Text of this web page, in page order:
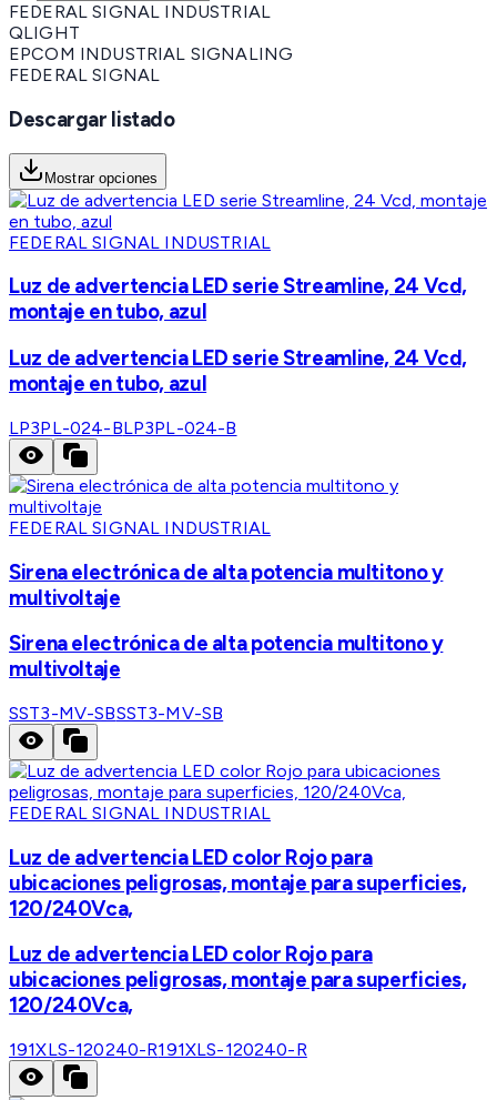
FEDERAL SIGNAL INDUSTRIAL
QLIGHT
EPCOM INDUSTRIAL SIGNALING
FEDERAL SIGNAL
Descargar listado
Mostrar opciones
FEDERAL SIGNAL INDUSTRIAL
Luz de advertencia LED serie Streamline, 24 Vcd,
montaje en tubo, azul
Luz de advertencia LED serie Streamline, 24 Vcd,
montaje en tubo, azul
LP3PL-024-BLP3PL-024-B
FEDERAL SIGNAL INDUSTRIAL
Sirena electrónica de alta potencia multitono y
multivoltaje
Sirena electrónica de alta potencia multitono y
multivoltaje
SST3-MV-SBSST3-MV-SB
FEDERAL SIGNAL INDUSTRIAL
Luz de advertencia LED color Rojo para
ubicaciones peligrosas, montaje para superficies,
120/240Vca,
Luz de advertencia LED color Rojo para
ubicaciones peligrosas, montaje para superficies,
120/240Vca,
191XLS-120240-R191XLS-120240-R